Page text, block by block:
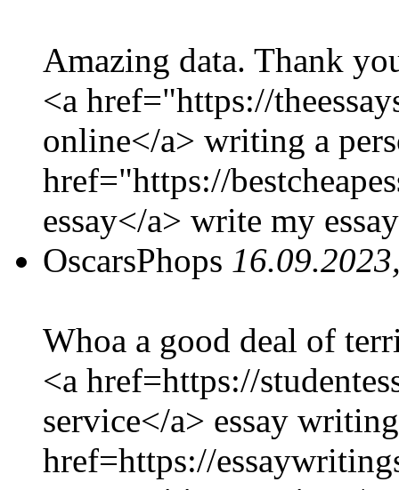
Amazing data. Thank
<a href="https://
online</a> writing a
href="https://
essay</a> write my essay
OscarsPhops
Whoa a good deal of
<a href=https://
service</a> essay
href=https://